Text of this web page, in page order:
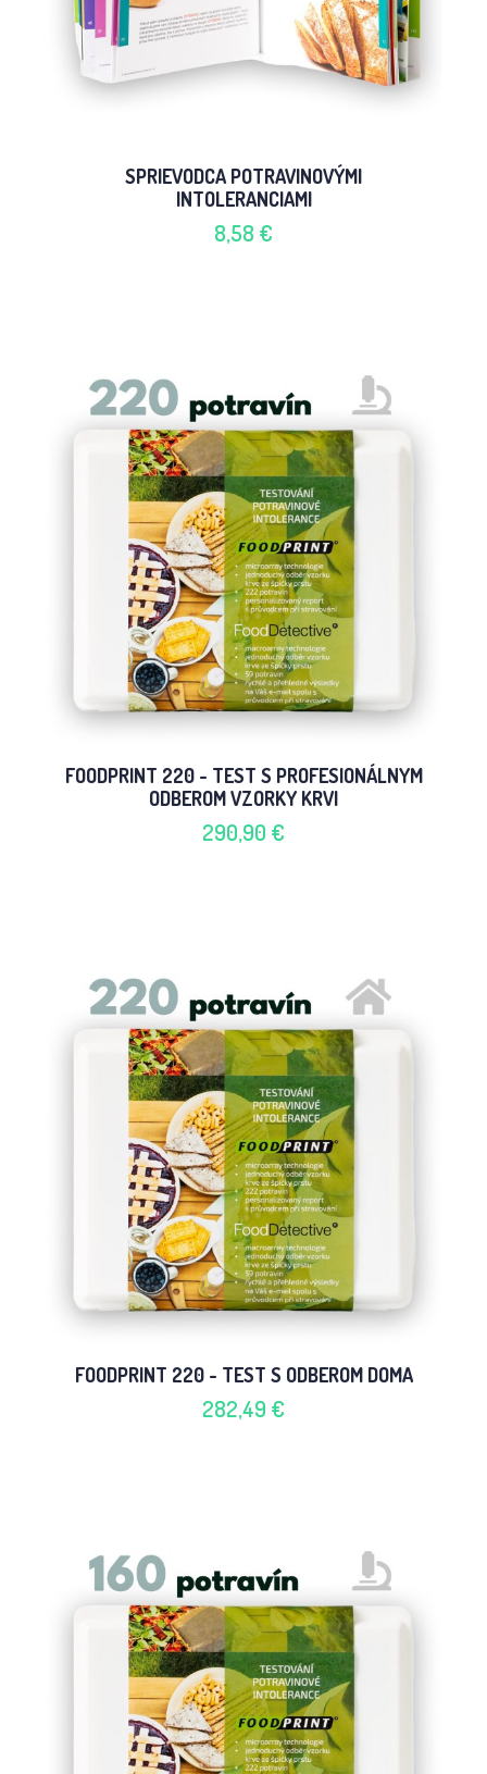
SPRIEVODCA POTRAVINOVÝMI
INTOLERANCIAMI
8,58 €
FOODPRINT 220 - TEST S PROFESIONÁLNYM
ODBEROM VZORKY KRVI
290,90 €
FOODPRINT 220 - TEST S ODBEROM DOMA
282,49 €